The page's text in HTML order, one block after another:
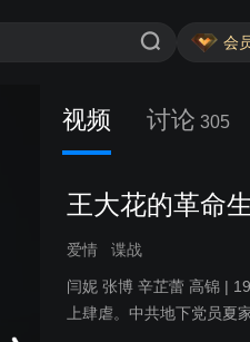
会
视频 讨论 305
王大花的革命
爱情 谍战
闫妮 张博 辛芷蕾 高锦 |
上肆虐。中共地下党员夏